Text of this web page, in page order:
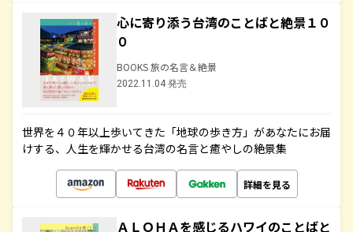
心に寄り添う台湾のことばと絶景１０
０
BOOKS 旅の名言＆絶景
2022.11.04 発売
世界を４０年以上歩いてきた「地球の歩き方」があなたにお届
けする、人生を輝かせる台湾の名言と癒やしの絶景集
詳細を見る
ＡＬＯＨＡを感じるハワイのことばと